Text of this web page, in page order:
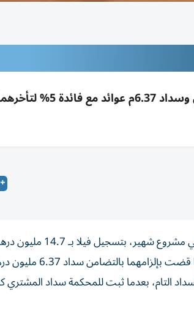
محكمة دبي تُلزم شركتين بتسجيل فيلا بـ14.7م درهم باسم المشتري
ألزمت المحكمة العقارية في دبي، شركة تطوير عقاري ومجموعة
مستثمر «المشتري» في السجل العقاري المبدئي لدى دائرة
القضائية وحتى السداد التام، بعدما ثبت للمحكمة سداد